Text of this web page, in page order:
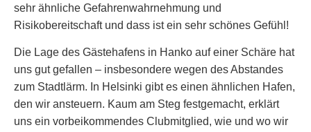
sehr ähnliche Gefahrenwahrnehmung und
Risikobereitschaft und dass ist ein sehr schönes Gefühl!
Die Lage des Gästehafens in Hanko auf einer Schäre hat
uns gut gefallen – insbesondere wegen des Abstandes
zum Stadtlärm. In Helsinki gibt es einen ähnlichen Hafen,
den wir ansteuern. Kaum am Steg festgemacht, erklärt
uns ein vorbeikommendes Clubmitglied, wie und wo wir